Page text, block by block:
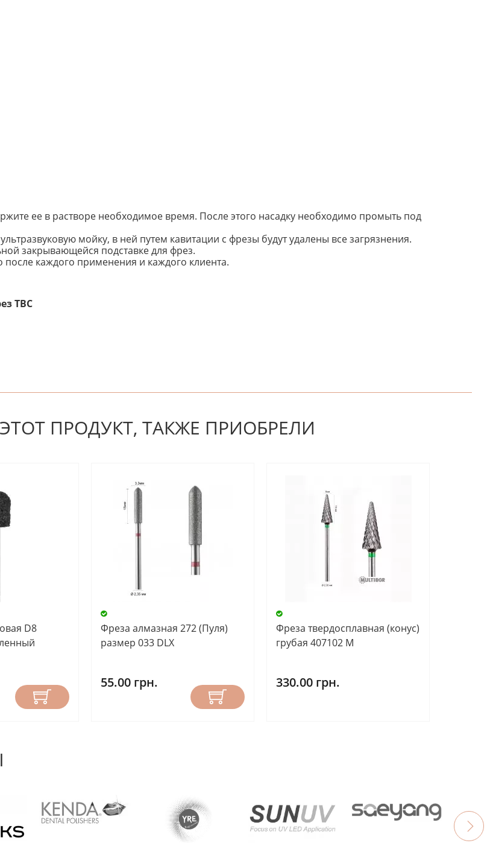
ее в растворе необходимое время. После этого насадку необходимо промыть под
мойку, в ней путем кавитации с фрезы будут удалены все загрязнения.
закрывающейся подставке для фрез.
каждого применения и каждого клиента.
ТВС
первым, кто напишет отзыв.
ПРОДУКТ, ТАКЖЕ ПРИОБРЕЛИ
D8
Фреза алмазная 272 (Пуля)
размер 033 DLX
55.00 грн.
Фреза твердосплавная (конус)
грубая 407102 М
330.00 грн.